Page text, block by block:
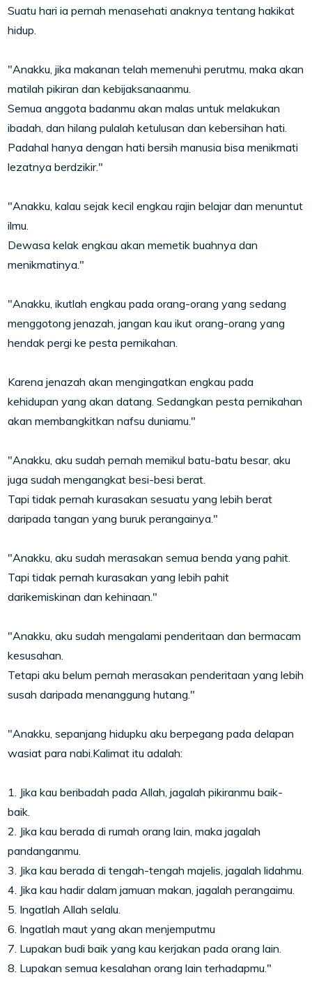
Suatu hari ia pernah menasehati anaknya tentang hakikat
hidup.
"Anakku, jika makanan telah memenuhi perutmu, maka akan
matilah pikiran dan kebijaksanaanmu.
Semua anggota badanmu akan malas untuk melakukan
ibadah, dan hilang pulalah ketulusan dan kebersihan hati.
Padahal hanya dengan hati bersih manusia bisa menikmati
lezatnya berdzikir."
"Anakku, kalau sejak kecil engkau rajin belajar dan menuntut
ilmu.
Dewasa kelak engkau akan memetik buahnya dan
menikmatinya."
"Anakku, ikutlah engkau pada orang-orang yang sedang
menggotong jenazah, jangan kau ikut orang-orang yang
hendak pergi ke pesta pernikahan.
Karena jenazah akan mengingatkan engkau pada
kehidupan yang akan datang. Sedangkan pesta pernikahan
akan membangkitkan nafsu duniamu."
"Anakku, aku sudah pernah memikul batu-batu besar, aku
juga sudah mengangkat besi-besi berat.
Tapi tidak pernah kurasakan sesuatu yang lebih berat
daripada tangan yang buruk perangainya."
"Anakku, aku sudah merasakan semua benda yang pahit.
Tapi tidak pernah kurasakan yang lebih pahit
darikemiskinan dan kehinaan."
"Anakku, aku sudah mengalami penderitaan dan bermacam
kesusahan.
Tetapi aku belum pernah merasakan penderitaan yang lebih
susah daripada menanggung hutang."
"Anakku, sepanjang hidupku aku berpegang pada delapan
wasiat para nabi.Kalimat itu adalah:
1. Jika kau beribadah pada Allah, jagalah pikiranmu baik-
baik.
2. Jika kau berada di rumah orang lain, maka jagalah
pandanganmu.
3. Jika kau berada di tengah-tengah majelis, jagalah lidahmu.
4. Jika kau hadir dalam jamuan makan, jagalah perangaimu.
5. Ingatlah Allah selalu.
6. Ingatlah maut yang akan menjemputmu
7. Lupakan budi baik yang kau kerjakan pada orang lain.
8. Lupakan semua kesalahan orang lain terhadapmu."